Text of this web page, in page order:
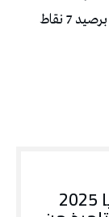
اتحاد تطاوين الذي مازال يحتل المركز قبل الأخير برصيد 7 نقاط
الدورة الثانية لمنتدى الباكالوريا 2025